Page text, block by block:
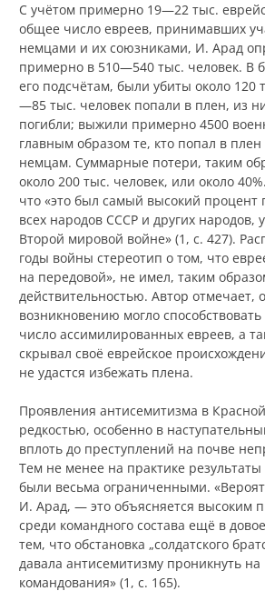
С учётом примерно 19—22 тыс.
общее число евреев, принимавших
немцами и их союзниками, И. Арад
примерно в 510—540 тыс. человек. В
его подсчётам, были убиты около 120
—85 тыс. человек попали в плен, из
погибли; выжили примерно 4500
главным образом те, кто попал в
немцам. Суммарные потери, таким
около 200 тыс. человек, или около
что «это был самый высокий процент
всех народов СССР и других народов,
Второй мировой войне» (1, с. 427).
годы войны стереотип о том, что
на передовой», не имел, таким
действительностью. Автор отмечает,
возникновению могло
число ассимилированных евреев, а
скрывал своё еврейское
не удастся избежать плена.
Проявления антисемитизма в
редкостью, особенно в
вплоть до преступлений на почве
Тем не менее на практике
были весьма ограниченными.
И. Арад, — это объясняется высоким
среди командного состава ещё в
тем, что обстановка „солдатского
давала антисемитизму проникнуть на
командования» (1, с. 165).